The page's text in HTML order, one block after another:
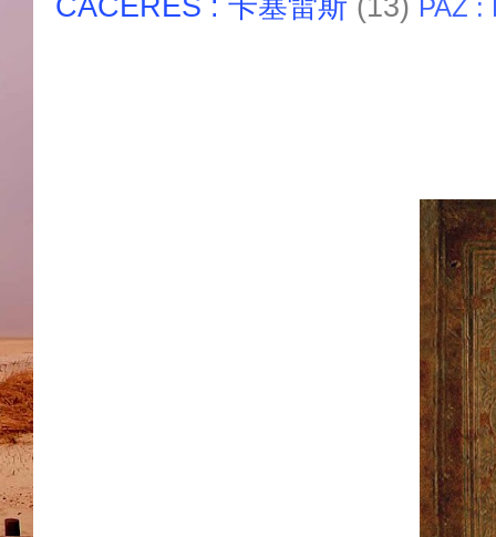
CACERES : 卡塞雷斯 (13) PAZ :